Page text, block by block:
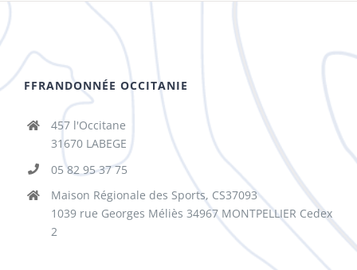
FFRANDONNÉE OCCITANIE
457 l'Occitane
31670 LABEGE
05 82 95 37 75
Maison Régionale des Sports, CS37093
1039 rue Georges Méliès 34967 MONTPELLIER Cedex
2